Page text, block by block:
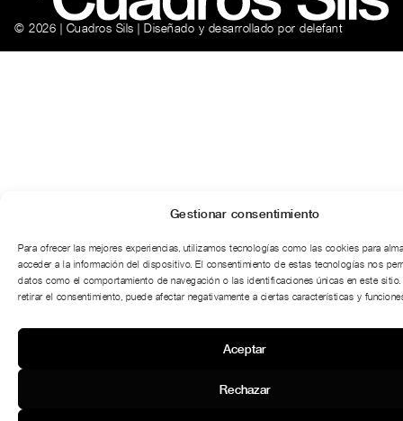
Gestionar consentimiento
Para ofrecer las mejores experiencias, utilizamos tecnologías como las cookies para
acceder a la información del dispositivo. El consentimiento de estas tecnologías nos
datos como el comportamiento de navegación o las identificaciones únicas en este
retirar el consentimiento, puede afectar negativamente a ciertas características y
Aceptar
Rechazar
© 2026 | Cuadros Sils | Diseñado y desarrollado por delefant